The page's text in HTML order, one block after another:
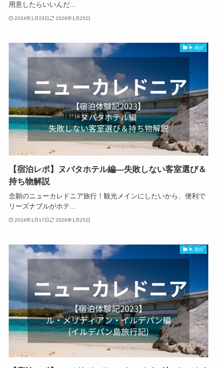
用意したらいいんだ...
2024年1月23日 2026年1月25日
▶ 旅行
【宿泊レポ】ヌバタホテル編―失敗しない客室選び＆
持ち物解説
念願のニューカレドニア旅行！観光メインにしたいから、便利で
リーズナブルがホテ...
2024年1月17日 2026年1月25日
▶ 旅行